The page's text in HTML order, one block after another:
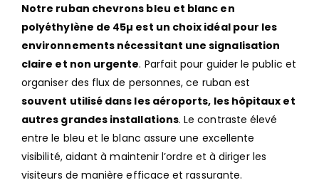
Notre ruban chevrons bleu et blanc en
polyéthylène de 45µ est un choix idéal pour les
environnements nécessitant une signalisation
claire et non urgente. Parfait pour guider le public et
organiser des flux de personnes, ce ruban est
souvent utilisé dans les aéroports, les hôpitaux et
autres grandes installations. Le contraste élevé
entre le bleu et le blanc assure une excellente
visibilité, aidant à maintenir l’ordre et à diriger les
visiteurs de manière efficace et rassurante.